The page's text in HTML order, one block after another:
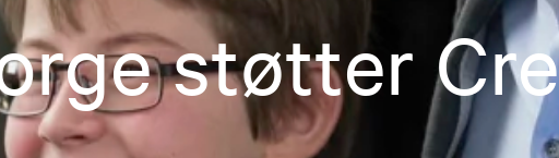
støtter